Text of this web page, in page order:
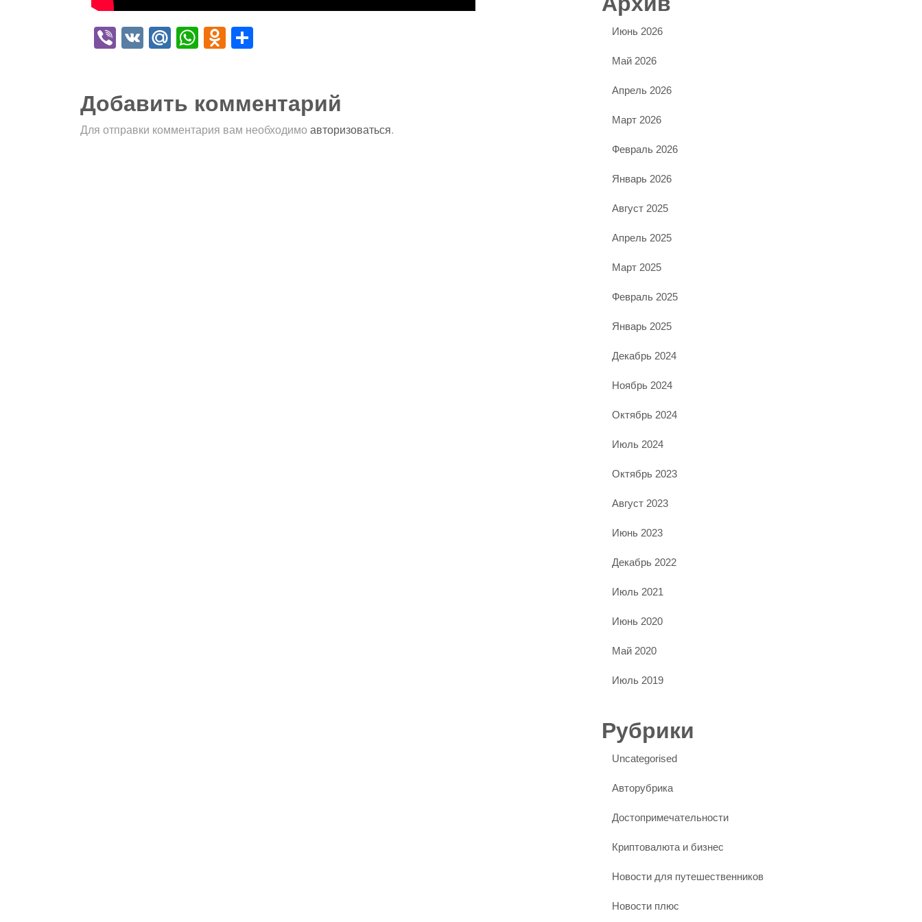
Viber
VK Mail.Ru
WhatsApp
Odnoklassniki
Добавить комментарий
Для отправки комментария вам необходимо авторизоваться.
Июнь 2026
Май 2026
Апрель 2026
Март 2026
Февраль 2026
Январь 2026
Август 2025
Апрель 2025
Март 2025
Февраль 2025
Январь 2025
Декабрь 2024
Ноябрь 2024
Октябрь 2024
Июль 2024
Октябрь 2023
Август 2023
Июнь 2023
Декабрь 2022
Июль 2021
Июнь 2020
Май 2020
Июль 2019
Рубрики
Uncategorised
Авторубрика
Достопримечательности
Криптовалюта и бизнес
Новости для путешественников
Новости плюс